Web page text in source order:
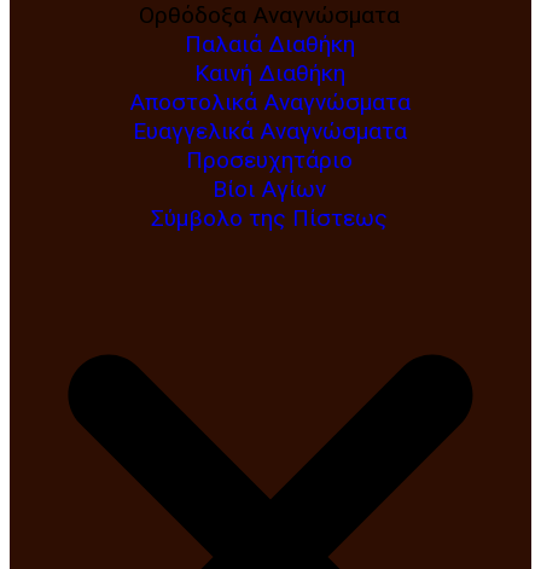
Ορθόδοξα Αναγνώσματα
Παλαιά Διαθήκη
Καινή Διαθήκη
Αποστολικά Αναγνώσματα
Ευαγγελικά Αναγνώσματα
Προσευχητάριο
Βίοι Αγίων
Σύμβολο της Πίστεως